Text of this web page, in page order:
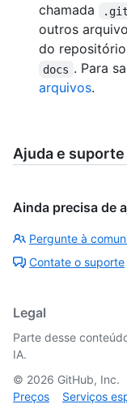
chamada
outros
do
docs . Para
arquivos.
Ajuda e suporte
Ainda precisa de
Pergunte à
Contate o suporte
Legal
Parte desse
IA.
© 2026 GitHub, Inc.
Preços
Serviços